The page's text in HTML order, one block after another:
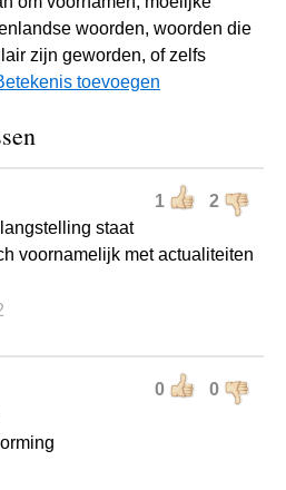
woorden, woorden die
zijn geworden, of zelfs
toevoegen
1 2
staat
voornamelijk met actualiteiten
0 0